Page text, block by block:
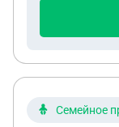
отклоняют.
документы
Семейное